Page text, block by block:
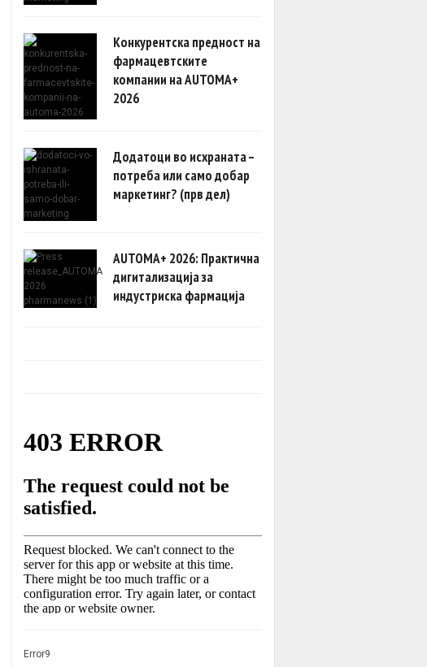
Конкурентска предност на
фармацевтските
компании на AUTOMA+
2026
Додатоци во исхраната –
потреба или само добар
маркетинг? (прв дел)
AUTOMA+ 2026: Практична
дигитализација за
индустриска фармација
Error9